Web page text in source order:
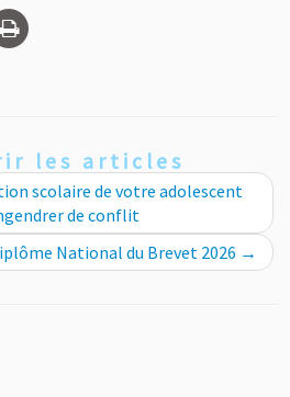
les articles
scolaire de votre adolescent
de conflit
National du Brevet 2026 →